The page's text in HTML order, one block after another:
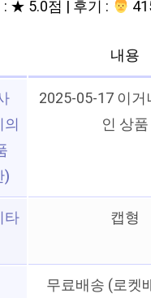
: ★ 5.0점 | 후기 :
내용
)
2025-05-17 이거
인 상품
타
캡형
무료배송 (로켓